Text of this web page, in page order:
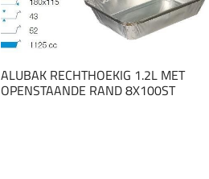
ALUBAK RECHTHOEKIG 1.2L MET
OPENSTAANDE RAND 8X100ST